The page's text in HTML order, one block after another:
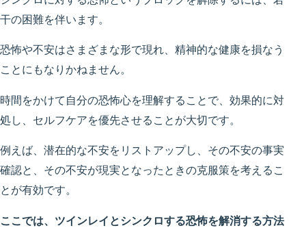
干の困難を伴います。
恐怖や不安はさまざまな形で現れ、精神的な健康を損なう
ことにもなりかねません。
時間をかけて自分の恐怖心を理解することで、効果的に対
処し、セルフケアを優先させることが大切です。
例えば、潜在的な不安をリストアップし、その不安の事実
確認と、その不安が現実となったときの克服策を考えるこ
とが有効です。
ここでは、ツインレイとシンクロする恐怖を解消する方法